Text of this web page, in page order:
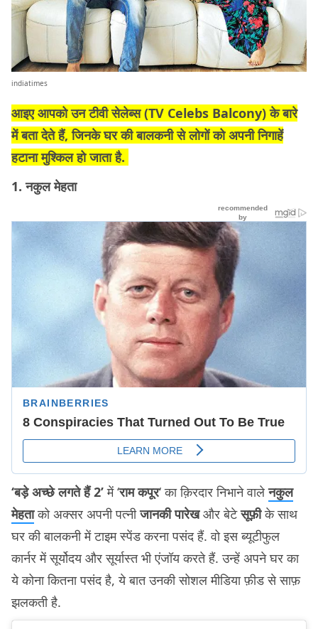
indiatimes
आइए आपको उन टीवी सेलेब्स (TV Celebs Balcony)के बारे
में बता देते हैं, जिनके घर की बालकनी से लोगों को अपनी निगाहें
हटाना मुश्किल हो जाता है.
1. नकुल मेहता
‘बड़े अच्छे लगते हैं 2’में ‘राम कपूर‘ का क़िरदार निभाने वाले नकुल
मेहताको अक्सर अपनी पत्नीजानकी पारेखऔर बेटेसूफ़ीके साथ
घर की बालकनी में टाइम स्पेंड करना पसंद हैं. वो इस ब्यूटीफुल
कार्नर में सूर्योदय और सूर्यास्त भी एंजॉय करते हैं. उन्हें अपने घर का
ये कोना कितना पसंद है, ये बात उनकी सोशल मीडिया फ़ीड से साफ़
झलकती है.